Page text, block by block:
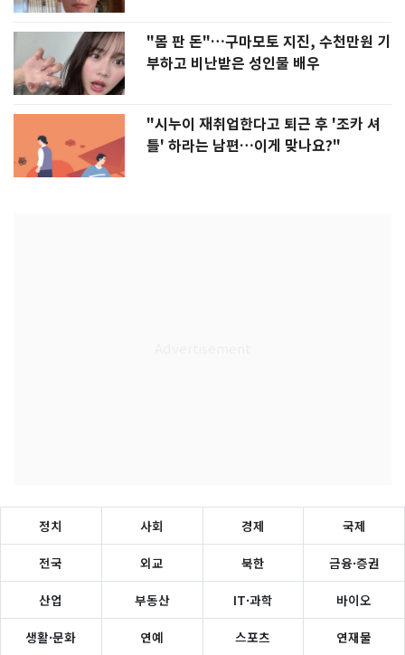
"몸 판 돈"…구마모토 지진, 수천만원 기
부하고 비난받은 성인물 배우
"시누이 재취업한다고 퇴근 후 '조카 셔
틀' 하라는 남편…이게 맞나요?"
정치 사회 경제 국제
전국 외교 북한 금융·증권
산업 부동산 IT·과학 바이오
생활·문화 연예 스포츠 연재물